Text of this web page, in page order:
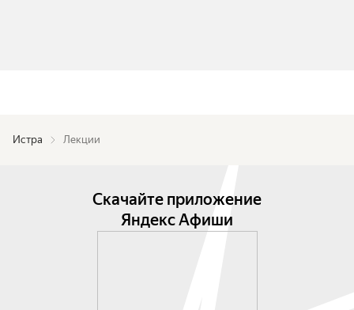
Истра Лекции
Скачайте приложение
Яндекс Афиши